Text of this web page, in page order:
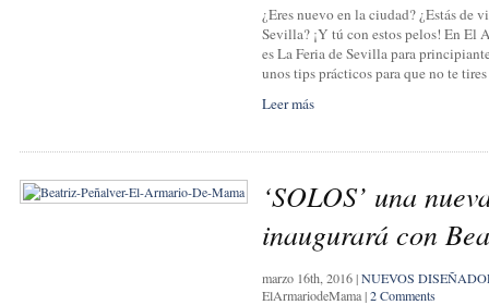
¿Eres nuevo en la ciudad? ¿Estás de
Sevilla? ¡Y tú con estos pelos! En El
es La Feria de Sevilla para
unos tips prácticos para que no te
Leer más
‘SOLOS’ una
inaugurará con
marzo 16th, 2016|NUEVOS
ElArmariodeMama|2 Comments